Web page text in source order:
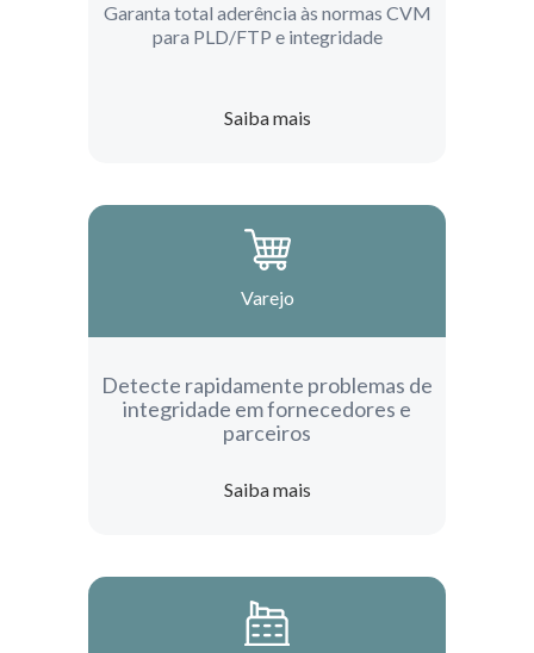
Garanta total aderência às normas CVM
para PLD/FTP e integridade
Saiba mais
Varejo
Detecte rapidamente problemas de
integridade em fornecedores e
parceiros
Saiba mais